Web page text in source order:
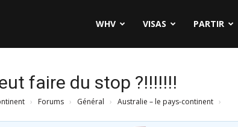
WHV VISAS PARTIR
faire du stop ?!!!!!!!
› Forums › Général › Australie – le pays-continent ›